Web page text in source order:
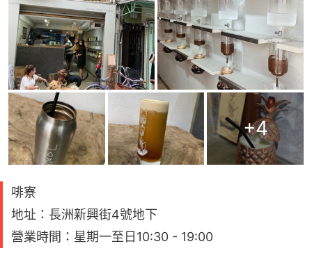
+4
啡寮
地址：長洲新興街4號地下
營業時間：星期一至日10:30 - 19:00